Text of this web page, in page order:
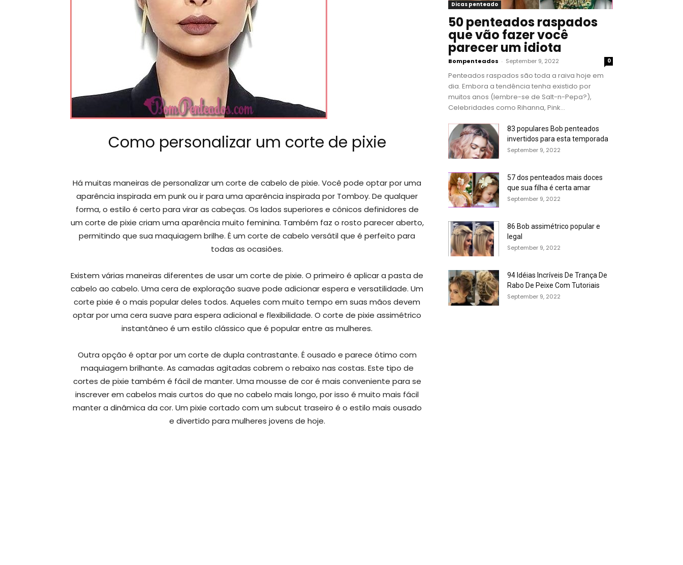
Como personalizar um corte de pixie
Há muitas maneiras de personalizar um corte de cabelo de pixie. Você pode optar por uma
aparência inspirada em punk ou ir para uma aparência inspirada por Tomboy. De qualquer
forma, o estilo é certo para virar as cabeças. Os lados superiores e cônicos definidores de
um corte de pixie criam uma aparência muito feminina. Também faz o rosto parecer aberto,
permitindo que sua maquiagem brilhe. É um corte de cabelo versátil que é perfeito para
todas as ocasiões.
Existem várias maneiras diferentes de usar um corte de pixie. O primeiro é aplicar a pasta de
cabelo ao cabelo. Uma cera de exploração suave pode adicionar espera e versatilidade. Um
corte pixie é o mais popular deles todos. Aqueles com muito tempo em suas mãos devem
optar por uma cera suave para espera adicional e flexibilidade. O corte de pixie assimétrico
instantâneo é um estilo clássico que é popular entre as mulheres.
Outra opção é optar por um corte de dupla contrastante. É ousado e parece ótimo com
maquiagem brilhante. As camadas agitadas cobrem o rebaixo nas costas. Este tipo de
cortes de pixie também é fácil de manter. Uma mousse de cor é mais conveniente para se
inscrever em cabelos mais curtos do que no cabelo mais longo, por isso é muito mais fácil
manter a dinâmica da cor. Um pixie cortado com um subcut traseiro é o estilo mais ousado
e divertido para mulheres jovens de hoje.
Dicas penteado
50 penteados raspados
que vão fazer você
parecer um idiota
Bompenteados - September 9, 2022 0
Penteados raspados são toda a raiva hoje em
dia. Embora a tendência tenha existido por
muitos anos (lembre-se de Salt-n-Pepa?),
Celebridades como Rihanna, Pink...
83 populares Bob penteados
invertidos para esta temporada
September 9, 2022
57 dos penteados mais doces
que sua filha é certa amar
September 9, 2022
86 Bob assimétrico popular e
legal
September 9, 2022
94 Idéias Incríveis De Trança De
Rabo De Peixe Com Tutoriais
September 9, 2022